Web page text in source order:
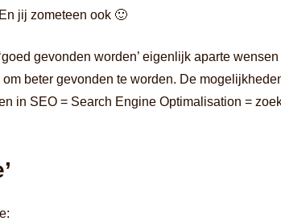
jij zometeen ook 🙂
gevonden worden’ eigenlijk aparte
beter gevonden te worden. De
in SEO = Search Engine Optimalisation =